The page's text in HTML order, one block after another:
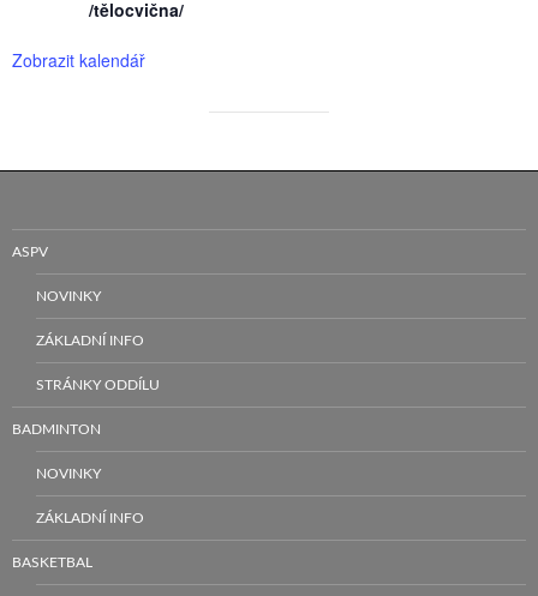
/tělocvična/
Zobrazit kalendář
ASPV
NOVINKY
ZÁKLADNÍ INFO
STRÁNKY ODDÍLU
BADMINTON
NOVINKY
ZÁKLADNÍ INFO
BASKETBAL